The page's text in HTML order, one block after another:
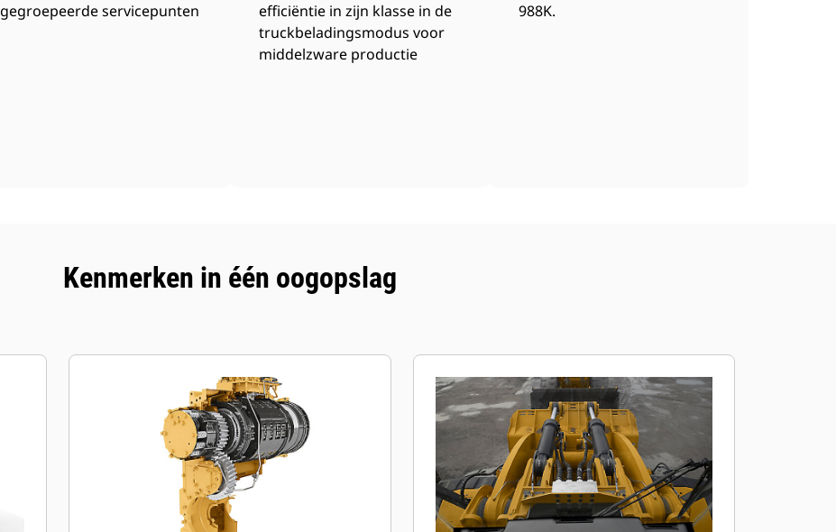
gegroepeerde servicepunten
efficiëntie in zijn klasse in de
truckbeladingsmodus voor
middelzware productie
988K.
Kenmerken in één oogopslag